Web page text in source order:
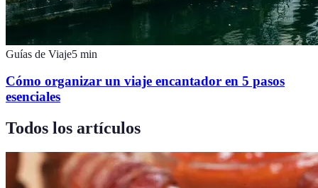
Guías de Viaje5 min
Cómo organizar un viaje encantador en 5 pasos
esenciales
Todos los artículos